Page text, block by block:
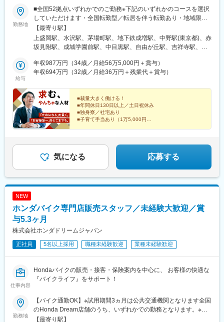
勤務地
■全国52拠点いずれかでのご勤務※下記のいずれかのコースを選択
していただけます・全国転勤型／転居を伴う転勤あり・地域限定
型／転居を伴わない転勤あり【東北】岩手県【関東】東京都・神
奈川県・千葉県・埼玉県【信州・東海】長野県・愛知県・三重県
【関西】京都府・兵庫県・大阪府・奈良県・和歌山県【中国・四
＞・月2万円（使用料・食費込み）＋光熱費で入居可・東京都西東
京市、大阪府茨木市、岡山県岡山市の計3カ所※男性のみ※女性は
（使用料）＋水道光熱費で入居可＜受動喫煙対策＞・オフィス内
禁煙・分煙（喫煙スペースを別途設置）
【最寄り駅】
上盛岡駅、水沢駅、茅場町駅、地下鉄成増駅、中野駅(東京都)、赤
坂見附駅、成城学園前駅、中目黒駅、自由が丘駅、吉祥寺駅、横
駅、市川駅、南越谷駅、飯田駅(長野県)、伊那市駅、名古屋駅、東
岡崎駅、伊勢市駅、鵜方駅、伏見桃山駅、新西脇駅、北条町駅、
駅、今里駅(地下鉄)、針中野駅、石橋阪大前駅、岸和田駅、枚方市
駅、近鉄八尾駅、高田駅(奈良県)、学園前駅(奈良県)、学門駅、紀
伊田辺駅、新宮駅、岡山駅前駅、倉敷市駅、六万寺駅、大牟田
駅、博多駅、唐津駅、武雄温泉駅、佐世保駅、本諫早駅、日本橋
駅(東京都)、成増駅、永田町駅、代官山駅、奥沢駅、井の頭公園
古屋駅、宇治山田駅、桃山御陵前駅、神戸三宮駅(阪急・神戸高
速)、北浜駅(大阪府)、なんば駅(地下鉄)、駒川中野駅、宮之阪駅、
給与
年収987万円（34歳／月給56万5,000円＋賞与）
年収694万円（32歳／月給36万円＋残業代＋賞与）
■裁量大きく働ける！
■年間休日130日以上／土日祝休み
■独身寮／社宅あり
■子育て手当あり（1万5,000円）
気になる 応募する
NEW
ホンダバイク専門店販売スタッフ／未経験大歓迎／賞
与5.3ヶ月
株式会社ホンダドリームジャパン
正社員 5名以上採用 職種未経験歓迎 業種未経験歓迎
仕事内容
Hondaバイクの販売・接客・保険案内を中心に、 お客様の快適な
『バイクライフ』をサポート！
勤務地
【バイク通勤OK】※試用期間3ヵ月は公共交通機関となります全国
のHonda Dream店舗のうち、いずれかでの勤務となります。※配
属は居住地を考慮し決定します■岩手県盛岡■宮城県仙台泉／宮城
【最寄り駅】